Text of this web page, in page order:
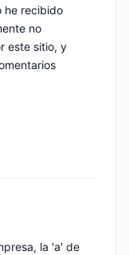
he recibido
no
este sitio, y
la 'a' de